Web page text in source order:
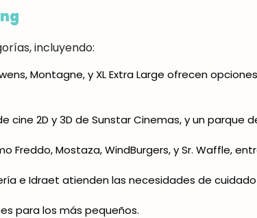
incluyendo:
Montagne, y XL Extra Large ofrecen opciones
cine 2D y 3D de Sunstar Cinemas, y un parque
Freddo, Mostaza, WindBurgers, y Sr. Waffle,
e Idraet atienden las necesidades de cuidado
para los más pequeños.